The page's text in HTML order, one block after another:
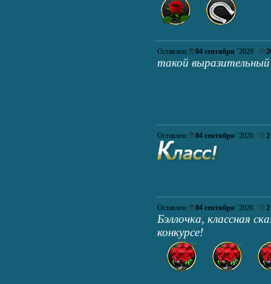
Оставлен: 04 сентября ’2020
такой выразительный
Оставлен: 04 сентября ’2020
Оставлен: 04 сентября ’2020
Бэллочка, классная
конкурсе!